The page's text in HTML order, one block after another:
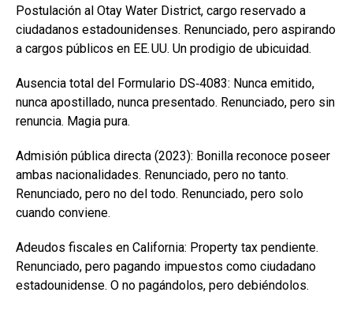
Postulación al Otay Water District, cargo reservado a
ciudadanos estadounidenses. Renunciado, pero aspirando
a cargos públicos en EE. UU. Un prodigio de ubicuidad.
Ausencia total del Formulario DS‑4083: Nunca emitido,
nunca apostillado, nunca presentado. Renunciado, pero sin
renuncia. Magia pura.
Admisión pública directa (2023): Bonilla reconoce poseer
ambas nacionalidades. Renunciado, pero no tanto.
Renunciado, pero no del todo. Renunciado, pero solo
cuando conviene.
Adeudos fiscales en California: Property tax pendiente.
Renunciado, pero pagando impuestos como ciudadano
estadounidense. O no pagándolos, pero debiéndolos.